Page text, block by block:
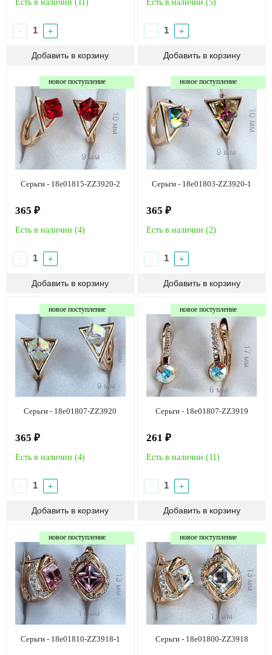
Есть в наличии ( )
− +
Есть в наличии (5)
− +
новое поступление
Серьги - 18e01815-ZZ3920-2
365 ₽
Есть в наличии (4)
− +
новое поступление
Серьги - 18e01803-ZZ3920-1
365 ₽
Есть в наличии (2)
− +
новое поступление
Серьги - 18e01807-ZZ3920
365 ₽
Есть в наличии (4)
− +
новое поступление
Серьги - 18e01807-ZZ3919
261 ₽
Есть в наличии (11)
− +
новое поступление
Серьги - 18e01810-ZZ3918-1
новое поступление
Серьги - 18e01800-ZZ3918